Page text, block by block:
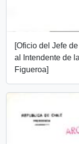
[Oficio del Jefe
al Intendente de
Figueroa]